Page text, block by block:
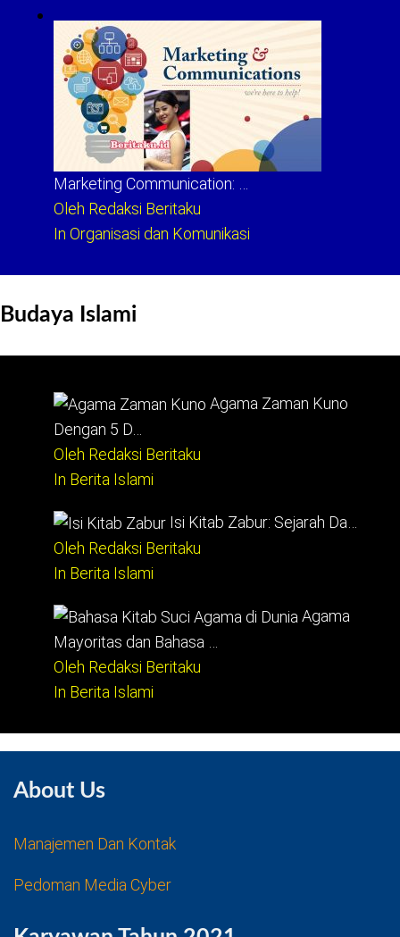
Marketing Communication: …
Oleh Redaksi Beritaku
In Organisasi dan Komunikasi
Budaya Islami
Agama Zaman Kuno
Dengan 5 D…
Oleh Redaksi Beritaku
In Berita Islami
Isi Kitab Zabur: Sejarah Da…
Oleh Redaksi Beritaku
In Berita Islami
Agama
Mayoritas dan Bahasa …
Oleh Redaksi Beritaku
In Berita Islami
About Us
Manajemen Dan Kontak
Pedoman Media Cyber